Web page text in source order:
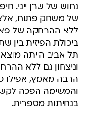
נחוש של שרן ייני.
של משחק פתוח, אלא
ללא ההרחקה של
ביכולת הפיזית בין
תל אביב הייתה
וניצחון גם ללא
והמשימה הפכה
בנחיתות מספרית.